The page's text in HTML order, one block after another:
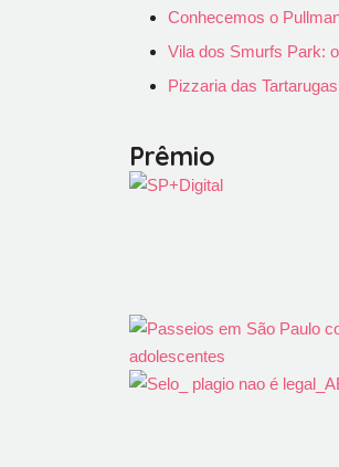
Conhecemos o
Vila dos Smurfs Park:
Pizzaria das
Prêmio